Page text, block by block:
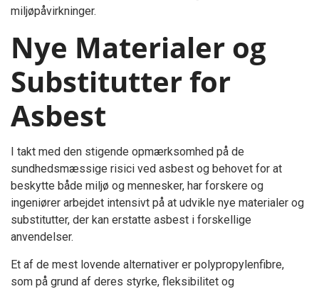
miljøpåvirkninger.
Nye Materialer og
Substitutter for
Asbest
I takt med den stigende opmærksomhed på de
sundhedsmæssige risici ved asbest og behovet for at
beskytte både miljø og mennesker, har forskere og
ingeniører arbejdet intensivt på at udvikle nye materialer og
substitutter, der kan erstatte asbest i forskellige
anvendelser.
Et af de mest lovende alternativer er polypropylenfibre,
som på grund af deres styrke, fleksibilitet og